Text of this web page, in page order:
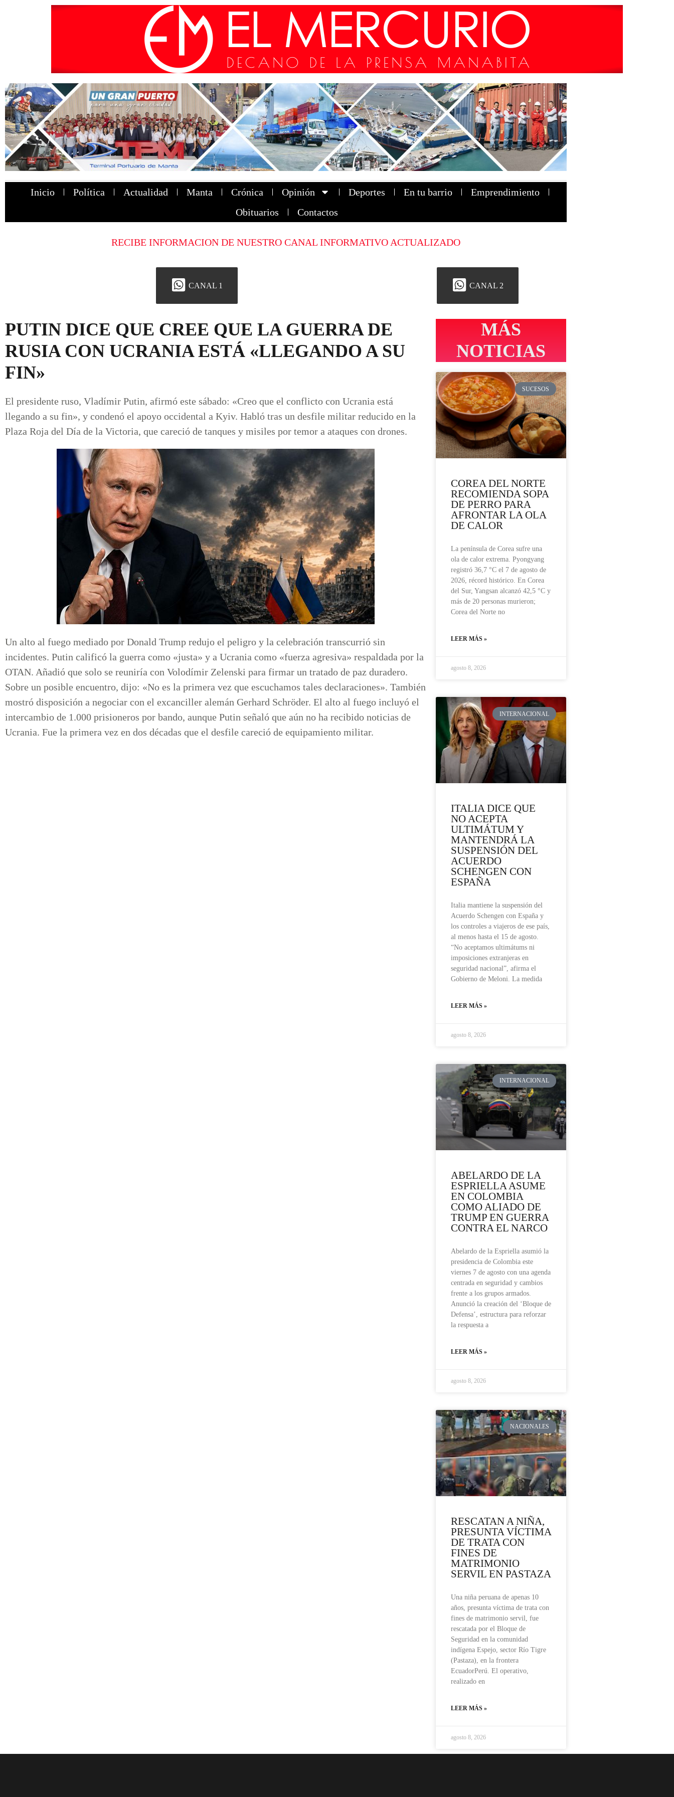
Inicio Política Actualidad Manta Crónica Opinión Deportes En tu barrio
Emprendimiento
Obituarios
Contactos
RECIBE INFORMACION DE NUESTRO CANAL INFORMATIVO ACTUALIZADO
CANAL 1 CANAL 2
PUTIN DICE QUE CREE QUE LA GUERRA DE
RUSIA CON UCRANIA ESTÁ «LLEGANDO A SU
FIN»
El presidente ruso, Vladímir Putin, afirmó este sábado: «Creo que el conflicto con Ucrania está
llegando a su fin», y condenó el apoyo occidental a Kyiv. Habló tras un desfile militar reducido en la
Plaza Roja del Día de la Victoria, que careció de tanques y misiles por temor a ataques con drones.
Un alto al fuego mediado por Donald Trump redujo el peligro y la celebración transcurrió sin
incidentes. Putin calificó la guerra como «justa» y a Ucrania como «fuerza agresiva» respaldada por la
OTAN. Añadió que solo se reuniría con Volodímir Zelenski para firmar un tratado de paz duradero.
Sobre un posible encuentro, dijo: «No es la primera vez que escuchamos tales declaraciones». También
mostró disposición a negociar con el excanciller alemán Gerhard Schröder. El alto al fuego incluyó el
intercambio de 1.000 prisioneros por bando, aunque Putin señaló que aún no ha recibido noticias de
Ucrania. Fue la primera vez en dos décadas que el desfile careció de equipamiento militar.
MÁS
NOTICIAS
SUCESOS
COREA DEL NORTE
RECOMIENDA SOPA
DE PERRO PARA
AFRONTAR LA OLA
DE CALOR
La península de Corea sufre una
ola de calor extrema. Pyongyang
registró 36,7 °C el 7 de agosto de
2026, récord histórico. En Corea
del Sur, Yangsan alcanzó 42,5 °C y
más de 20 personas murieron;
Corea del Norte no
LEER MÁS »
agosto 8, 2026
INTERNACIONAL
ITALIA DICE QUE
NO ACEPTA
ULTIMÁTUM Y
MANTENDRÁ LA
SUSPENSIÓN DEL
ACUERDO
SCHENGEN CON
ESPAÑA
Italia mantiene la suspensión del
Acuerdo Schengen con España y
los controles a viajeros de ese país,
al menos hasta el 15 de agosto.
“No aceptamos ultimátums ni
imposiciones extranjeras en
seguridad nacional”, afirma el
Gobierno de Meloni. La medida
LEER MÁS »
agosto 8, 2026
INTERNACIONAL
ABELARDO DE LA
ESPRIELLA ASUME
EN COLOMBIA
COMO ALIADO DE
TRUMP EN GUERRA
CONTRA EL NARCO
Abelardo de la Espriella asumió la
presidencia de Colombia este
viernes 7 de agosto con una agenda
centrada en seguridad y cambios
frente a los grupos armados.
Anunció la creación del ‘Bloque de
Defensa’, estructura para reforzar
la respuesta a
LEER MÁS »
agosto 8, 2026
NACIONALES
RESCATAN A NIÑA,
PRESUNTA VÍCTIMA
DE TRATA CON
FINES DE
MATRIMONIO
SERVIL EN PASTAZA
Una niña peruana de apenas 10
años, presunta víctima de trata con
fines de matrimonio servil, fue
rescatada por el Bloque de
Seguridad en la comunidad
indígena Espejo, sector Río Tigre
(Pastaza), en la frontera
EcuadorPerú. El operativo,
realizado en
LEER MÁS »
agosto 8, 2026